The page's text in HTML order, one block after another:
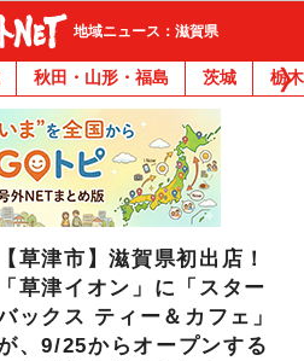
地域ニュース：滋賀県
秋田・山形・福島 茨城 栃木
【草津市】滋賀県初出店！
「草津イオン」に「スター
ックス ティー＆カフェ」
、9/25からオープンする